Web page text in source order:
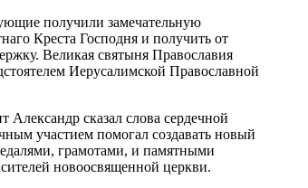
получили замечательную
Креста Господня и получить от
Великая святыня Православия
Иерусалимской Православной
сказал слова сердечной
участием помогал создавать новый
грамотами, и памятными
новоосвященной церкви.